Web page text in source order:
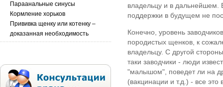
Параанальные синусы
Кормление хорьков
Прививка щенку или котенку –
доказанная необходимость
владельцу и в дальнейшем.
поддержки в будущем не
Конечно, уровень
породистых щенков, к
владельцу. С другой
таки заводчики - люди
"малышом", поведет ли на
(вакцинации и т.д.) - все это